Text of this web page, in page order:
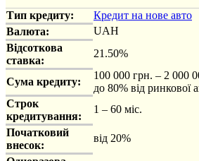
Тип кредиту:
Кредит на нове авто
Валюта:
UAH
Відсоткова
ставка:
21.50%
Сума кредиту:
100 000 грн. – 2 000
до 80% від ринкової
Строк
кредитування:
1 – 60 міс.
Початковий
внесок:
від 20%